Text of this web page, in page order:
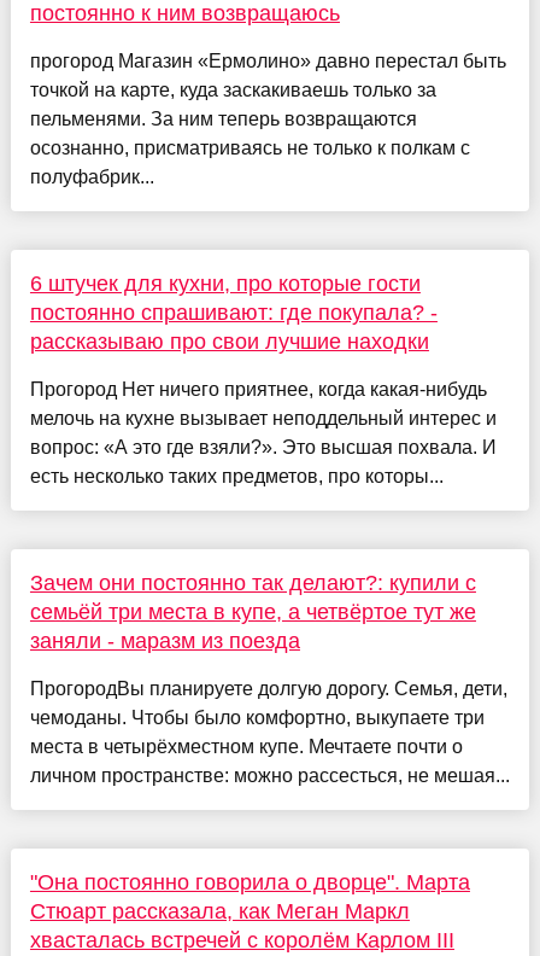
постоянно к ним возвращаюсь
прогород Магазин «Ермолино» давно перестал быть
точкой на карте, куда заскакиваешь только за
пельменями. За ним теперь возвращаются
осознанно, присматриваясь не только к полкам с
полуфабрик...
6 штучек для кухни, про которые гости
постоянно спрашивают: где покупала? -
рассказываю про свои лучшие находки
Прогород Нет ничего приятнее, когда какая-нибудь
мелочь на кухне вызывает неподдельный интерес и
вопрос: «А это где взяли?». Это высшая похвала. И
есть несколько таких предметов, про которы...
Зачем они постоянно так делают?: купили с
семьёй три места в купе, а четвёртое тут же
заняли - маразм из поезда
ПрогородВы планируете долгую дорогу. Семья, дети,
чемоданы. Чтобы было комфортно, выкупаете три
места в четырёхместном купе. Мечтаете почти о
личном пространстве: можно рассесться, не мешая...
"Она постоянно говорила о дворце". Марта
Стюарт рассказала, как Меган Маркл
хвасталась встречей с королём Карлом III